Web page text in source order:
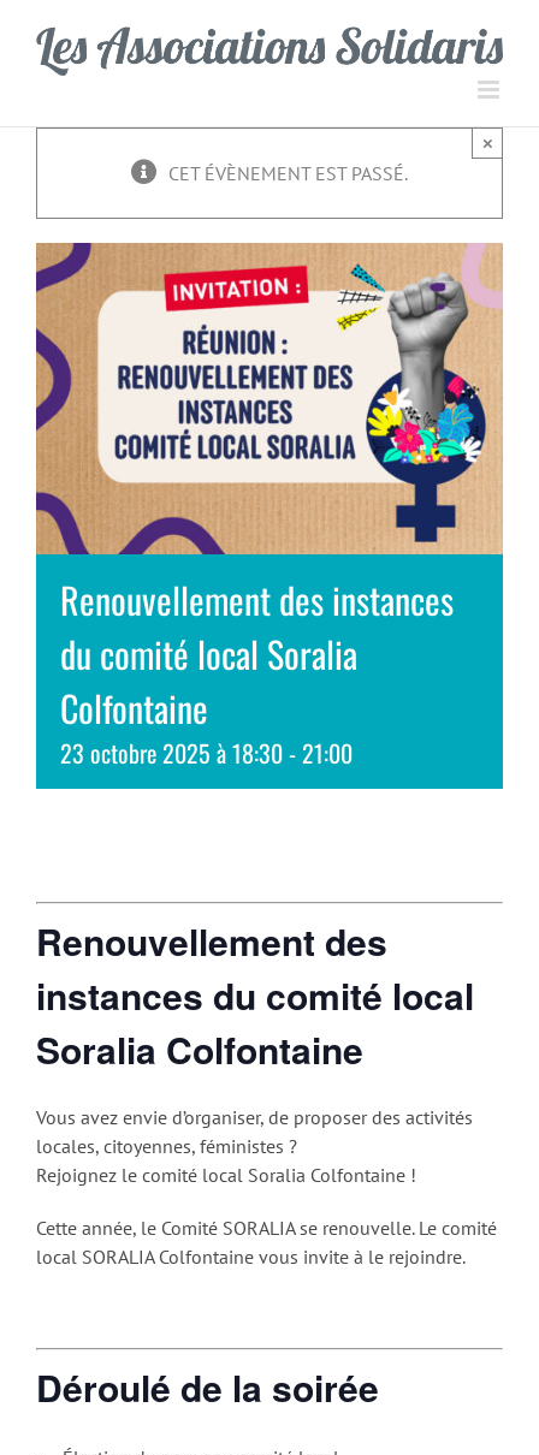
contenu
CET ÉVÈNEMENT EST PASSÉ.
×
Renouvellement des instances
du comité local Soralia
Colfontaine
23 octobre 2025 à 18:30-21:00
Renouvellement des
instances du comité local
Soralia Colfontaine
Vous avez envie d’organiser, de proposer des activités
locales, citoyennes, féministes ?
Rejoignez le comité local Soralia Colfontaine !
Cette année, le Comité SORALIA se renouvelle. Le comité
local SORALIA Colfontaine vous invite à le rejoindre.
Déroulé de la soirée